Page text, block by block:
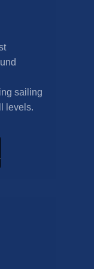
sailing
levels.